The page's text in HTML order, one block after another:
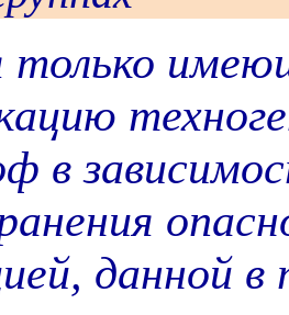
только
в
данной в